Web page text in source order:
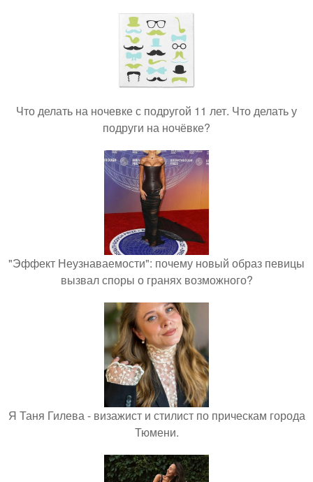
Что делать на ночевке с подругой 11 лет. Что делать у
подруги на ночёвке?
"Эффект Неузнаваемости": почему новый образ певицы
вызвал споры о гранях возможного?
Я Таня Гилева - визажист и стилист по прическам города
Тюмени.